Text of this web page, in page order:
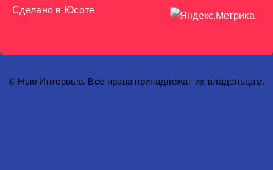
Сделано в Юсоте
© Нью Интервью. Все права принадлежат их владельцам.